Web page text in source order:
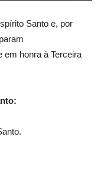
Santo e, por
em honra à Terceira